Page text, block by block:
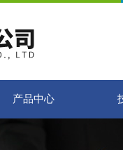
产品中心